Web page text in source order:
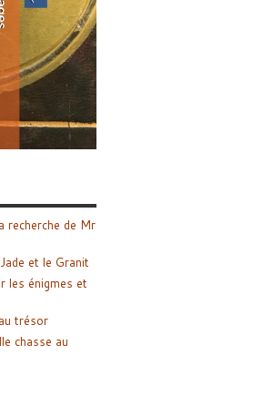
recherche de Mr
et le Granit
les énigmes et
trésor
chasse au